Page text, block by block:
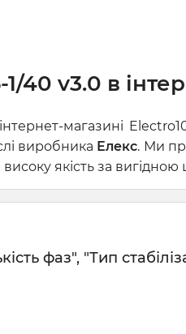
40 v3.0 в
магазині
виробника Елекс. Ми
якість за вигідною
фаз", "Тип